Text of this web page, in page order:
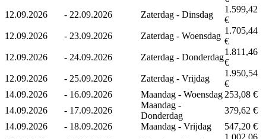
12.09.2026
- 22.09.2026 Zaterdag - Dinsdag
1.599,42
€
12.09.2026
- 23.09.2026 Zaterdag - Woensdag
1.705,44
€
12.09.2026
- 24.09.2026 Zaterdag - Donderdag
1.811,46
€
12.09.2026
- 25.09.2026 Zaterdag - Vrijdag
1.950,54
€
14.09.2026
- 16.09.2026 Maandag - Woensdag 253,08 €
14.09.2026
- 17.09.2026
Maandag -
Donderdag
379,62 €
14.09.2026
- 18.09.2026 Maandag - Vrijdag
547,20 €